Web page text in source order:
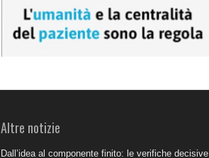
Altre notizie
Dall’idea al componente finito: le verifiche decisive